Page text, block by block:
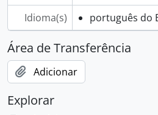
Idioma(s) português do
Área de Transferência
Adicionar
Explorar